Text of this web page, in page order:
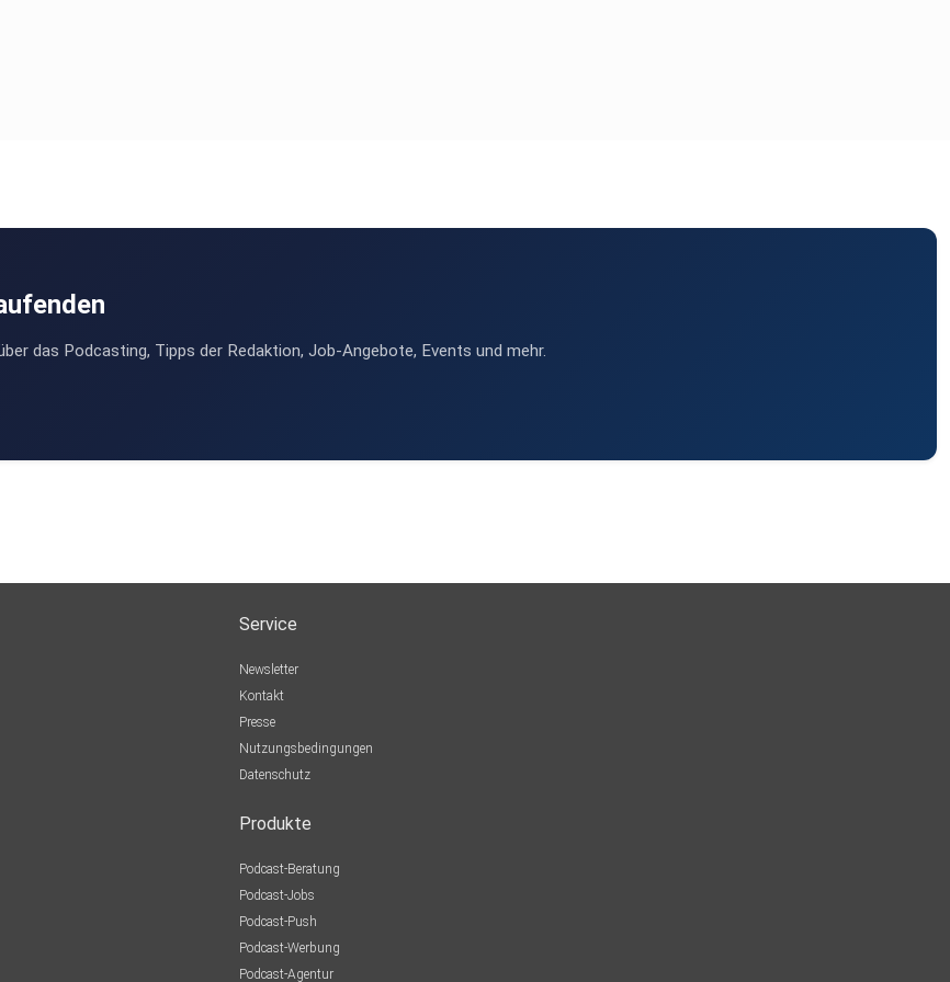
das Podcasting, Tipps der Redaktion, Job-Angebote, Events und mehr.
Service
Newsletter
Kontakt
Presse
Nutzungsbedingungen
Datenschutz
Produkte
Podcast-Beratung
Podcast-Jobs
Podcast-Push
Podcast-Werbung
Podcast-Agentur